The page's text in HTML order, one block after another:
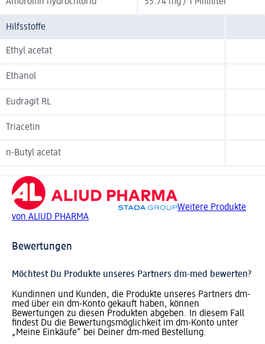
Hilfsstoffe
Ethyl acetat
Ethanol
Eudragit RL
Triacetin
n-Butyl acetat
Weitere Produkte
von ALIUD PHARMA
Bewertungen
Möchtest Du Produkte unseres Partners dm-med bewerten?
Kundinnen und Kunden, die Produkte unseres Partners dm-
med über ein dm-Konto gekauft haben, können
Bewertungen zu diesen Produkten abgeben. In diesem Fall
findest Du die Bewertungsmöglichkeit im dm-Konto unter
„Meine Einkäufe“ bei Deiner dm-med Bestellung.